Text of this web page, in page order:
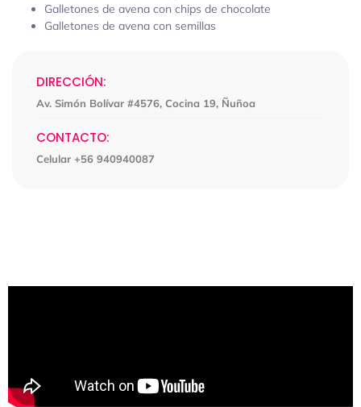
Galletones de avena con chips de chocolate
Galletones de avena con semillas
DIRECCIÓN:
Av. Simón Bolívar #4576, Cocina 19, Ñuñoa
CONTACTO:
Celular +56 940940087